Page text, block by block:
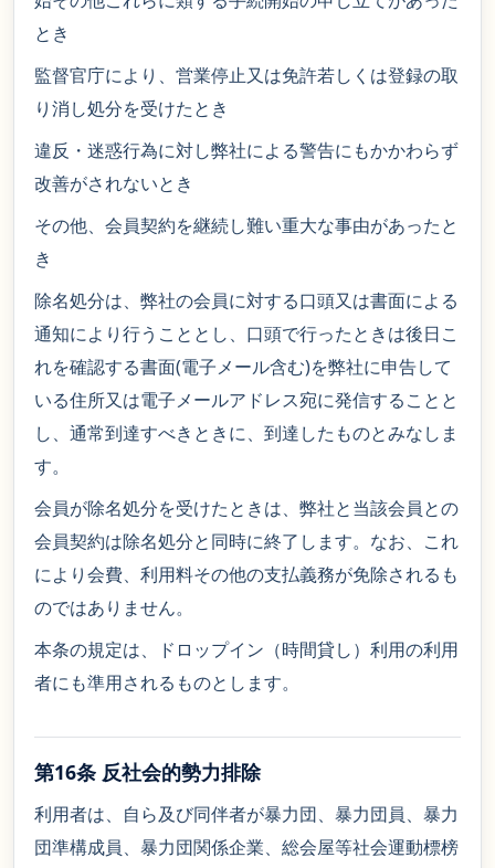
とき
監督官庁により、営業停止又は免許若しくは登録の取
り消し処分を受けたとき
違反・迷惑行為に対し弊社による警告にもかかわらず
改善がされないとき
その他、会員契約を継続し難い重大な事由があったと
き
除名処分は、弊社の会員に対する口頭又は書面による
通知により行うこととし、口頭で行ったときは後日こ
れを確認する書面(電子メール含む)を弊社に申告して
いる住所又は電子メールアドレス宛に発信することと
し、通常到達すべきときに、到達したものとみなしま
す。
会員が除名処分を受けたときは、弊社と当該会員との
会員契約は除名処分と同時に終了します。なお、これ
により会費、利用料その他の支払義務が免除されるも
のではありません。
本条の規定は、ドロップイン（時間貸し）利用の利用
者にも準用されるものとします。
第16条 反社会的勢力排除
利用者は、自ら及び同伴者が暴力団、暴力団員、暴力
団準構成員、暴力団関係企業、総会屋等社会運動標榜